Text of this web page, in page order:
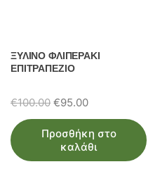
ΞΥΛΙΝΟ ΦΛΙΠΕΡΑΚΙ
ΕΠΙΤΡΑΠΕΖΙΟ
€100.00 Original
price
was:
€100.00.
€95.00Η
τρέχουσα
τιμή
είναι:
Προσθήκη στο
καλάθι